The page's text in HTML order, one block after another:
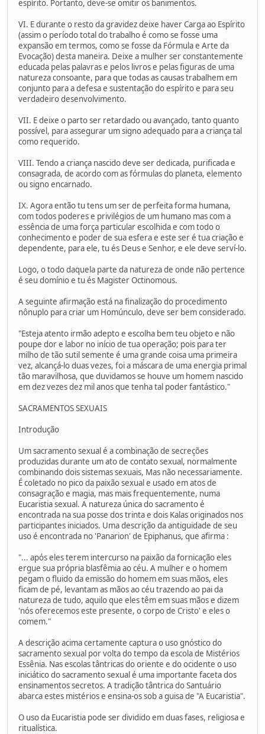
espírito. Portanto, deve-se omitir os banimentos.
VI. E durante o resto da gravidez deixe haver Carga ao Espírito
(assim o período total do trabalho é como se fosse uma
expansão em termos, como se fosse da Fórmula e Arte da
Evocação) desta maneira. Deixe a mulher ser constantemente
educada pelas palavras e pelos livros e pelas figuras de uma
natureza consoante, para que todas as causas trabalhem em
conjunto para a defesa e sustentação do espírito e para seu
verdadeiro desenvolvimento.
VII. E deixe o parto ser retardado ou avançado, tanto quanto
possível, para assegurar um signo adequado para a criança tal
como requerido.
VIII. Tendo a criança nascido deve ser dedicada, purificada e
consagrada, de acordo com as fórmulas do planeta, elemento
ou signo encarnado.
IX. Agora então tu tens um ser de perfeita forma humana,
com todos poderes e privilégios de um humano mas com a
essência de uma força particular escolhida e com todo o
conhecimento e poder de sua esfera e este ser é tua criação e
dependente, para ele, tu és Deus e Senhor, e ele deve serví-lo.
Logo, o todo daquela parte da natureza de onde não pertence
é seu domínio e tu és Magister Octinomous.
A seguinte afirmação está na finalização do procedimento
nônuplo para criar um Homúnculo, deve ser bem considerado.
"Esteja atento irmão adepto e escolha bem teu objeto e não
poupe dor e labor no início de tua operação; pois para ter
milho de tão sutil semente é uma grande coisa uma primeira
vez, alcançá-lo duas vezes, foi a máscara de uma energia primal
tão maravilhosa, que duvidamos se houve um homem nascido
em dez vezes dez mil anos que tenha tal poder fantástico."
SACRAMENTOS SEXUAIS
Introdução
Um sacramento sexual é a combinação de secreções
produzidas durante um ato de contato sexual, normalmente
combinando dois sistemas sexuais, Mas não necessariamente.
É coletado no pico da paixão sexual e usado em atos de
consagração e magia, mas mais frequentemente, numa
Eucaristia sexual. A natureza única do sacramento é
encontrada na sua posse dos trinta e dois Kalas originados nos
participantes iniciados. Uma descrição da antiguidade de seu
uso é encontrada no 'Panarion' de Epiphanus, que afirma :
"... após eles terem intercurso na paixão da fornicação eles
ergue sua própria blasfêmia ao céu. A mulher e o homem
pegam o fluido da emissão do homem em suas mãos, eles
ficam de pé, levantam as mãos ao céu trazendo ao pai da
natureza de tudo, aquilo que eles têm em suas mãos e dizem
'nós oferecemos este presente, o corpo de Cristo' e eles o
comem."
A descrição acima certamente captura o uso gnóstico do
sacramento sexual por volta do tempo da escola de Mistérios
Essênia. Nas escolas tântricas do oriente e do ocidente o uso
iniciático do sacramento sexual é uma importante faceta dos
ensinamentos secretos. A tradição tântrica do Santuário
abarca estes mistérios e ensina-os sob a guisa de "A Eucaristia".
O uso da Eucaristia pode ser dividido em duas fases, religiosa e
ritualística.